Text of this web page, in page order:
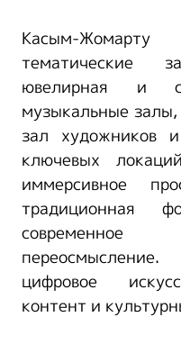
Касым-Жомарту
тематические
ювелирная и
музыкальные залы,
зал художников
ключевых
иммерсивное
традиционная
современное
цифровое
контент и